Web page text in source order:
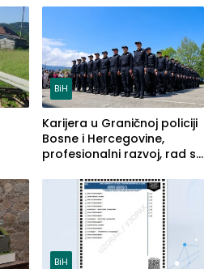
BiH
Karijera u Graničnoj policiji
Bosne i Hercegovine,
profesionalni razvoj, rad sa
služba građanima
BiH